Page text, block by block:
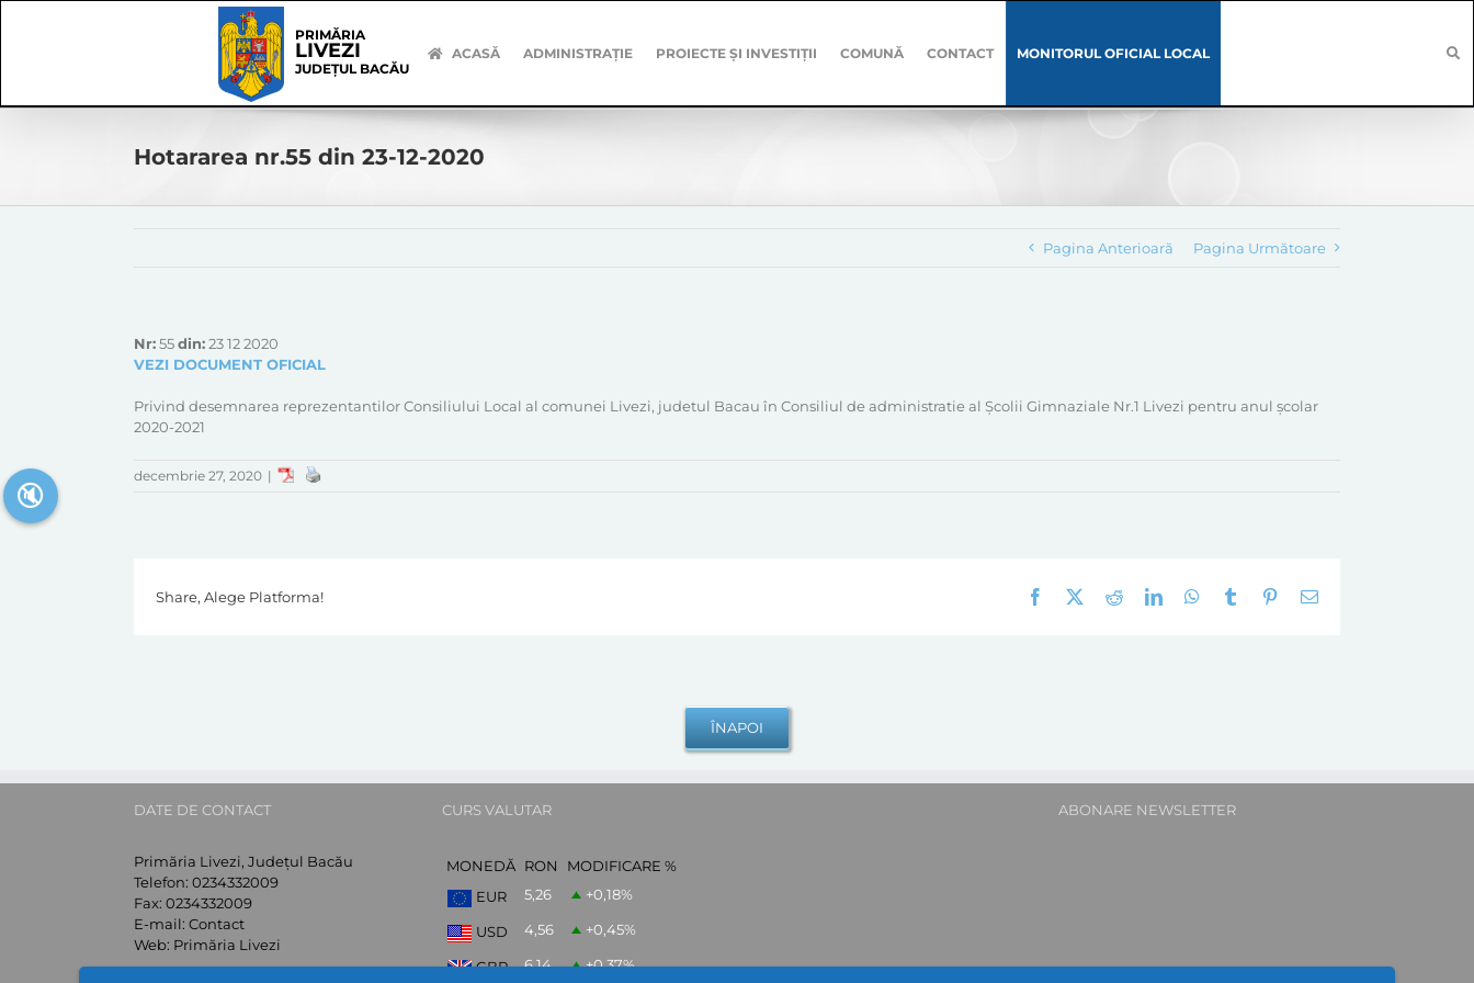
PRIMĂRIA
LIVEZI
JUDEȚUL BACĂU
ACASĂ ADMINISTRAȚIE PROIECTE ȘI INVESTIȚII COMUNĂ CONTACT MONITORUL OFICIAL LOCAL
Hotararea nr.55 din 23-12-2020
Pagina Anterioară Pagina Următoare
Nr:55din:23 12 2020
VEZI DOCUMENT OFICIAL
Privind desemnarea reprezentantilor Consiliului Local al comunei Livezi, judetul Bacau în Consiliul de administratie al Şcolii Gimnaziale Nr.1 Livezi pentru anul școlar
2020-2021
decembrie 27, 2020 |
Share, Alege Platforma! Facebook RedditLinkedInWhatsApp
Tumblr Pinterest
E-
DATE DE CONTACT
Primăria Livezi, Județul Bacău
Telefon: 0234332009
Fax: 0234332009
E-mail: Contact
Web: Primăria Livezi
CURS VALUTAR
MONEDĂ RON
MODIFICARE %
EUR
5,26 +0,18%
USD 4,56 +0,45%
GBP 6,14 +0,37%
ABONARE NEWSLETTER
🔇